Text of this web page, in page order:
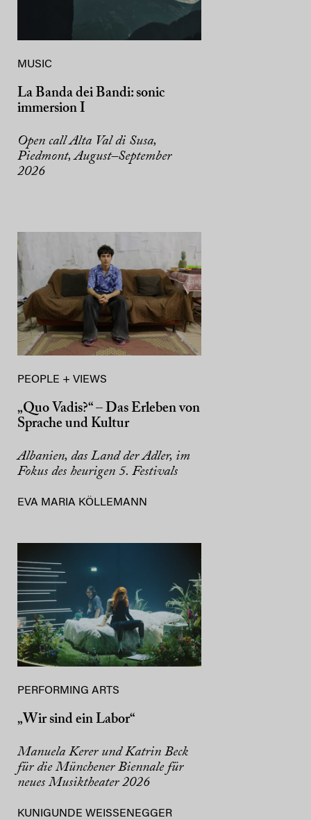
MUSIC
La Banda dei Bandi: sonic
immersion I
Open call Alta Val di Susa,
Piedmont, August–September
2026
PEOPLE + VIEWS
„Quo Vadis?“ – Das Erleben von
Sprache und Kultur
Albanien, das Land der Adler, im
Fokus des heurigen 5. Festivals
EVA MARIA KÖLLEMANN
PERFORMING ARTS
„Wir sind ein Labor“
Manuela Kerer und Katrin Beck
für die Münchener Biennale für
neues Musiktheater 2026
KUNIGUNDE WEISSENEGGER